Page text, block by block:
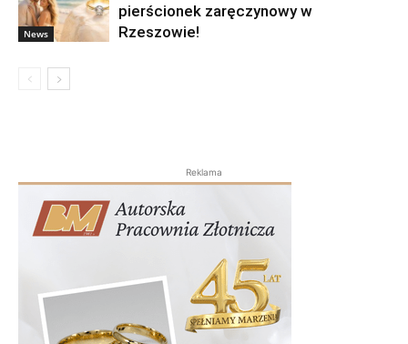
News
pierścionek zaręczynowy w
Rzeszowie!
Reklama